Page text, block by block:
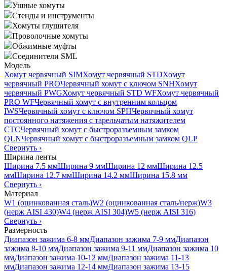
Ушные хомуты
Стенды и инструменты
Хомуты глушителя
Проволочные хомуты
Обжимные муфты
Соединители SML
Модель
Хомут червячный SIMХомут червячный STDХомут
червячный PROЧервячный хомут с ключом SNHХомут
червячный PWGХомут червячный STD WFХомут червячный
PRO WFЧервячный хомут с внутренним кольцом
IWSЧервячный хомут с ключом SPHЧервячный хомут
постоянного натяжения с тарельчатым натяжителем
CTCЧервячный хомут с быстроразъемным замком
QLNЧервячный хомут с быстроразъемным замком QLP
Свернуть ›
Ширина ленты
Ширина 7.5 ммШирина 9 ммШирина 12 ммШирина 12.5
ммШирина 12.7 ммШирина 14.2 ммШирина 15.8 мм
Свернуть ›
Материал
W1 (оцинкованная сталь)W2 (оцинкованная сталь/нерж)W3
(нерж AISI 430)W4 (нерж AISI 304)W5 (нерж AISI 316)
Свернуть ›
Размерность
Диапазон зажима 6-8 ммДиапазон зажима 7-9 ммДиапазон
зажима 8-10 ммДиапазон зажима 9-11 ммДиапазон зажима 10
ммДиапазон зажима 10-12 ммДиапазон зажима 11-13
ммДиапазон зажима 12-14 ммДиапазон зажима 13-15